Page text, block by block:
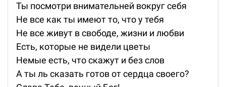
Ты посмотри внимательней вокруг себя
Не все как ты имеют то, что у тебя
Не все живут в свободе, жизни и любви
Есть, которые не видели цветы
Немые есть, что скажут и без слов
А ты ль сказать готов от сердца своего?